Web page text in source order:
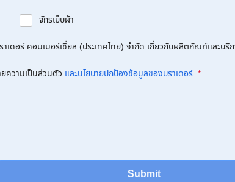
จักรเย็บผ้า
อร์ คอมเมอร์เชี่ยล (ประเทศไทย) จำกัด เกี่ยวกับผลิตภัณฑ์และบริ
ยความเป็นส่วนตัว และนโยบายปกป้องข้อมูลของบราเดอร์. *
Submit